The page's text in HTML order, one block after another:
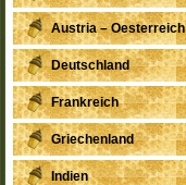
Austria – Oesterreich
Deutschland
Frankreich
Griechenland
Indien